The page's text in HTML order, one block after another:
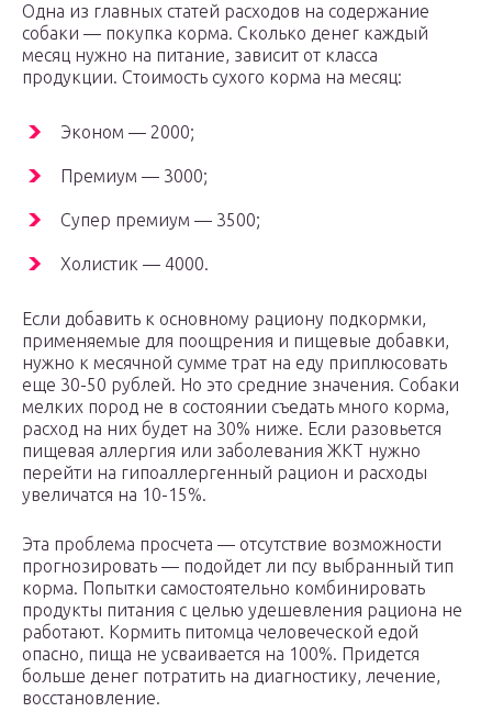
Одна из главных статей расходов на содержание
собаки — покупка корма. Сколько денег каждый
месяц нужно на питание, зависит от класса
продукции. Стоимость сухого корма на месяц:
Эконом — 2000;
Премиум — 3000;
Супер премиум — 3500;
Холистик — 4000.
Если добавить к основному рациону подкормки,
применяемые для поощрения и пищевые добавки,
нужно к месячной сумме трат на еду приплюсовать
еще 30-50 рублей. Но это средние значения. Собаки
мелких пород не в состоянии съедать много корма,
расход на них будет на 30% ниже. Если разовьется
пищевая аллергия или заболевания ЖКТ нужно
перейти на гипоаллергенный рацион и расходы
увеличатся на 10-15%.
Эта проблема просчета — отсутствие возможности
прогнозировать — подойдет ли псу выбранный тип
корма. Попытки самостоятельно комбинировать
продукты питания с целью удешевления рациона не
работают. Кормить питомца человеческой едой
опасно, пища не усваивается на 100%. Придется
больше денег потратить на диагностику, лечение,
восстановление.